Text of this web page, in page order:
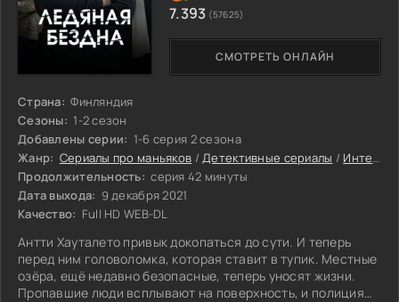
Страна: Финляндия
Сезоны: 1-2 сезон
Добавлены серии: 1-6 серия 2 сезона
Жанр: Сериалы про маньяков /Детективные сериалы / Интересные сериалы
Продолжительность: серия 42 минуты
Дата выхода: 9 декабря 2021
Качество: Full HD WEB-DL
Антти Хауталето привык докопаться до сути. И теперь
перед ним головоломка, которая ставит в тупик. Местные
озёра, ещё недавно безопасные, теперь уносят жизни.
Пропавшие люди всплывают на поверхность, и полиция
СМОТРЕТЬ ОНЛАЙН
7.393 (57625)